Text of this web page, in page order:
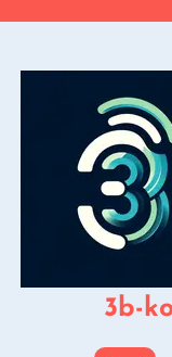
3b-